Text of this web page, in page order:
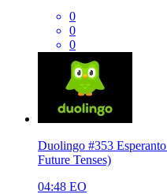
0
0
0
Duolingo #353
Future Tenses)
04:48 EO